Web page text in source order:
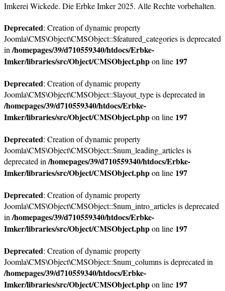
Imkerei Wickede. Die Erbke Imker 2025. Alle Rechte vorbehalten.
Deprecated: Creation of dynamic property
Joomla\CMS\Object\CMSObject::$featured_categories is deprecated
in /homepages/39/d710559340/htdocs/Erbke-
Imker/libraries/src/Object/CMSObject.phpon line 197
Deprecated: Creation of dynamic property
Joomla\CMS\Object\CMSObject::$layout_type is deprecated in
/homepages/39/d710559340/htdocs/Erbke-
Imker/libraries/src/Object/CMSObject.phpon line 197
Deprecated: Creation of dynamic property
Joomla\CMS\Object\CMSObject::$num_leading_articles is
deprecated in /homepages/39/d710559340/htdocs/Erbke-
Imker/libraries/src/Object/CMSObject.phpon line 197
Deprecated: Creation of dynamic property
Joomla\CMS\Object\CMSObject::$num_intro_articles is deprecated
in /homepages/39/d710559340/htdocs/Erbke-
Imker/libraries/src/Object/CMSObject.phpon line 197
Deprecated: Creation of dynamic property
Joomla\CMS\Object\CMSObject::$num_columns is deprecated in
/homepages/39/d710559340/htdocs/Erbke-
Imker/libraries/src/Object/CMSObject.phpon line 197